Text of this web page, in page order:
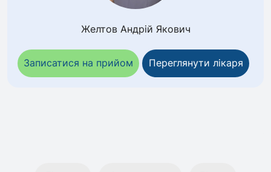
Желтов Андрій Якович
Записатися на прийом Переглянути лікаря